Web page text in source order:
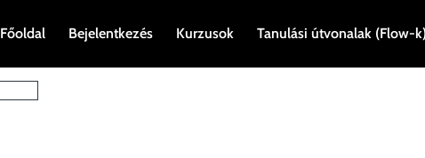
Főoldal Bejelentkezés Kurzusok Tanulási útvonalak (Flow-